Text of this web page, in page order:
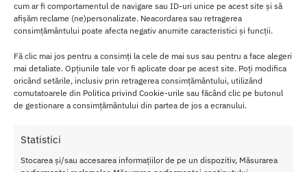
cum ar fi comportamentul de navigare sau ID-uri unice pe acest site și să
afișăm reclame (ne)personalizate. Neacordarea sau retragerea
consimțământului poate afecta negativ anumite caracteristici și funcții.
Fă clic mai jos pentru a consimți la cele de mai sus sau pentru a face alegeri
mai detaliate. Opțiunile tale vor fi aplicate doar pe acest site. Poți modifica
oricând setările, inclusiv prin retragerea consimțământului, utilizând
comutatoarele din Politica privind Cookie-urile sau făcând clic pe butonul
de gestionare a consimțământului din partea de jos a ecranului.
Statistici
Stocarea și/sau accesarea informațiilor de pe un dispozitiv, Măsurarea